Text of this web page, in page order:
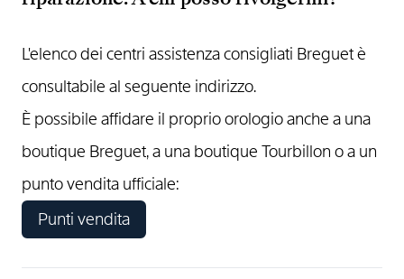
L'elenco dei centri assistenza consigliati Breguet è
consultabile al seguente indirizzo.
È possibile affidare il proprio orologio anche a una
boutique Breguet, a una boutique Tourbillon o a un
punto vendita ufficiale:
Punti vendita